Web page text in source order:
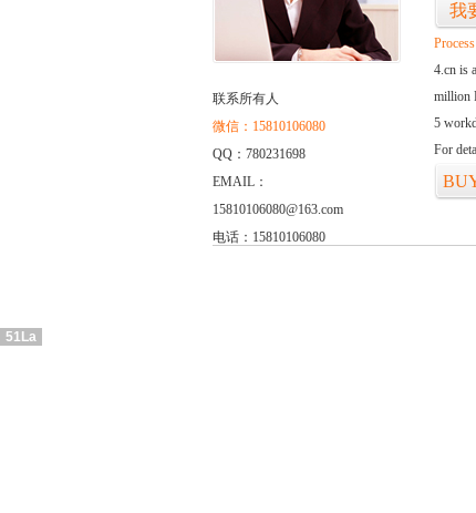
联系所有人
微信：15810106080
QQ：780231698
EMAIL：
15810106080@163.com
电话：15810106080
我
4.cn is
million
5
For
51La